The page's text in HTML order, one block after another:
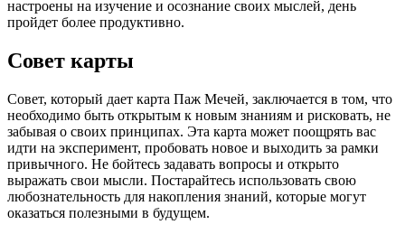
настроены на изучение и осознание своих мыслей, день
пройдет более продуктивно.
Совет карты
Совет, который дает карта Паж Мечей, заключается в том, что
необходимо быть открытым к новым знаниям и рисковать, не
забывая о своих принципах. Эта карта может поощрять вас
идти на эксперимент, пробовать новое и выходить за рамки
привычного. Не бойтесь задавать вопросы и открыто
выражать свои мысли. Постарайтесь использовать свою
любознательность для накопления знаний, которые могут
оказаться полезными в будущем.